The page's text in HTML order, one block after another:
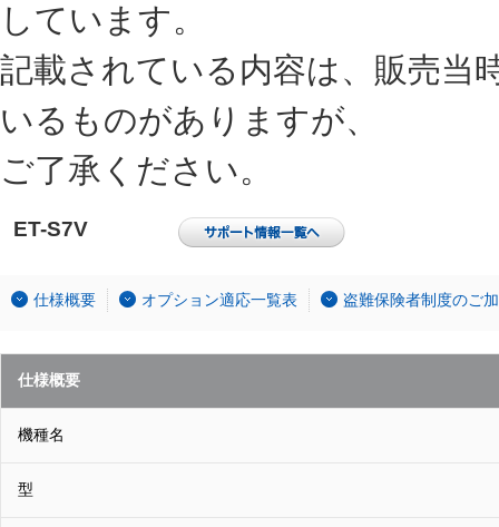
しています。
記載されている内容は、販売当
いるものがありますが、
ご了承ください。
ET-S7V
仕様概要 オプション適応一覧表 盗難保険者制度のご
仕様概要
機種名
型